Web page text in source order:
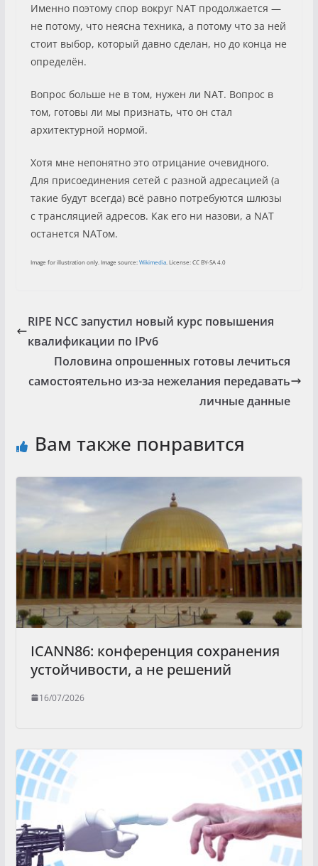
Именно поэтому спор вокруг NAT продолжается —
не потому, что неясна техника, а потому что за ней
стоит выбор, который давно сделан, но до конца не
определён.
Вопрос больше не в том, нужен ли NAT. Вопрос в
том, готовы ли мы признать, что он стал
архитектурной нормой.
Хотя мне непонятно это отрицание очевидного.
Для присоединения сетей с разной адресацией (а
такие будут всегда) всё равно потребуются шлюзы
с трансляцией адресов. Как его ни назови, а NAT
останется NATом.
Image for illustration only. Image source:Wikimedia. License: CC BY-SA 4.0
RIPE NCC запустил новый курс повышения
квалификации по IPv6
Половина опрошенных готовы лечиться
самостоятельно из-за нежелания передавать
личные данные
Вам также понравится
ICANN86: конференция сохранения
устойчивости, а не решений
16/07/2026